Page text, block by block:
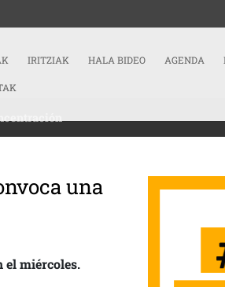
IRITZIAK HALA BIDEO AGENDA
una
DE GASTEIZ ACTIVA EL PROTOCOLO Y CONVOCA
el miércoles.